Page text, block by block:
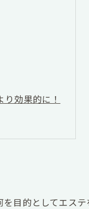
効果的に！
目的としてエス